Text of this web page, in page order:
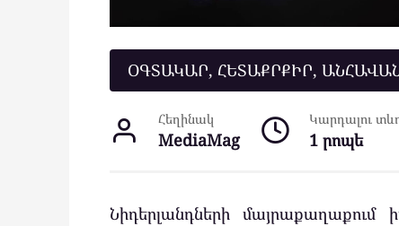
ՕԳՏԱԿԱՐ, ՀԵՏԱՔՐՔԻՐ,
Հեղինակ
MediaMag
Կարդալու
1 րոպե
Նիդերլանդների